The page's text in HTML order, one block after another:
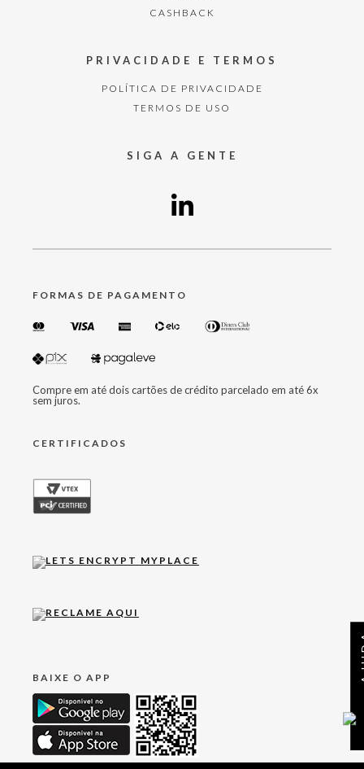
CASHBACK
PRIVACIDADE E TERMOS
POLÍTICA DE PRIVACIDADE
TERMOS DE USO
SIGA A GENTE
FORMAS DE PAGAMENTO
Compre em até dois cartões de crédito parcelado em até 6x
sem juros.
CERTIFICADOS
BAIXE O APP